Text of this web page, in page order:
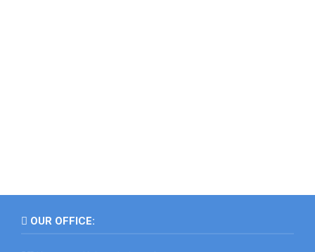
OUR OFFICE: